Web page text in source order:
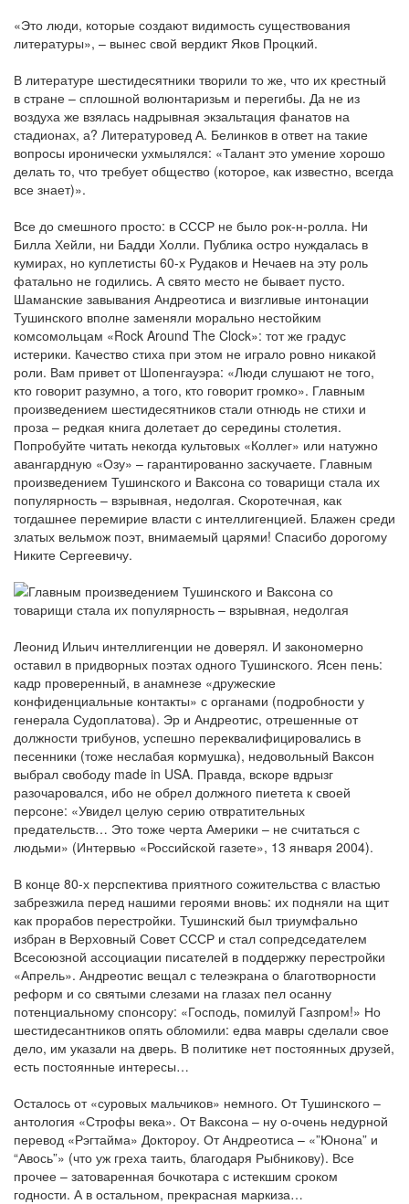
«Это люди, которые создают видимость существования
литературы», – вынес свой вердикт Яков Процкий.
В литературе шестидесятники творили то же, что их крестный
в стране – сплошной волюнтаризьм и перегибы. Да не из
воздуха же взялась надрывная экзальтация фанатов на
стадионах, а? Литературовед А. Белинков в ответ на такие
вопросы иронически ухмылялся: «Талант это умение хорошо
делать то, что требует общество (которое, как известно, всегда
все знает)».
Все до смешного просто: в СССР не было рок-н-ролла. Ни
Билла Хейли, ни Бадди Холли. Публика остро нуждалась в
кумирах, но куплетисты 60-х Рудаков и Нечаев на эту роль
фатально не годились. А свято место не бывает пусто.
Шаманские завывания Андреотиса и визгливые интонации
Тушинского вполне заменяли морально нестойким
комсомольцам «Rock Around The Clock»: тот же градус
истерики. Качество стиха при этом не играло ровно никакой
роли. Вам привет от Шопенгауэра: «Люди слушают не того,
кто говорит разумно, а того, кто говорит громко». Главным
произведением шестидесятников стали отнюдь не стихи и
проза – редкая книга долетает до середины столетия.
Попробуйте читать некогда культовых «Коллег» или натужно
авангардную «Озу» – гарантированно заскучаете. Главным
произведением Тушинского и Ваксона со товарищи стала их
популярность – взрывная, недолгая. Скоротечная, как
тогдашнее перемирие власти с интеллигенцией. Блажен среди
златых вельмож поэт, внимаемый царями! Спасибо дорогому
Никите Сергеевичу.
Леонид Ильич интеллигенции не доверял. И закономерно
оставил в придворных поэтах одного Тушинского. Ясен пень:
кадр проверенный, в анамнезе «дружеские
конфиденциальные контакты» с органами (подробности у
генерала Судоплатова). Эр и Андреотис, отрешенные от
должности трибунов, успешно переквалифицировались в
песенники (тоже неслабая кормушка), недовольный Ваксон
выбрал свободу made in USA. Правда, вскоре вдрызг
разочаровался, ибо не обрел должного пиетета к своей
персоне: «Увидел целую серию отвратительных
предательств… Это тоже черта Америки – не считаться с
людьми» (Интервью «Российской газете», 13 января 2004).
В конце 80-х перспектива приятного сожительства с властью
забрезжила перед нашими героями вновь: их подняли на щит
как прорабов перестройки. Тушинский был триумфально
избран в Верховный Совет СССР и стал сопредседателем
Всесоюзной ассоциации писателей в поддержку перестройки
«Апрель». Андреотис вещал с телеэкрана о благотворности
реформ и со святыми слезами на глазах пел осанну
потенциальному спонсору: «Господь, помилуй Газпром!» Но
шестидесантников опять обломили: едва мавры сделали свое
дело, им указали на дверь. В политике нет постоянных друзей,
есть постоянные интересы…
Осталось от «суровых мальчиков» немного. От Тушинского –
антология «Строфы века». От Ваксона – ну о-очень недурной
перевод «Рэгтайма» Доктороу. От Андреотиса – «”Юнона” и
“Авось”» (что уж греха таить, благодаря Рыбникову). Все
прочее – затоваренная бочкотара с истекшим сроком
годности. А в остальном, прекрасная маркиза…